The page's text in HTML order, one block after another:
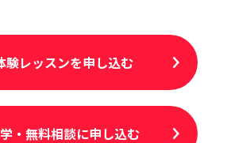
験レッスンを申し込む
・無料相談に申し込む